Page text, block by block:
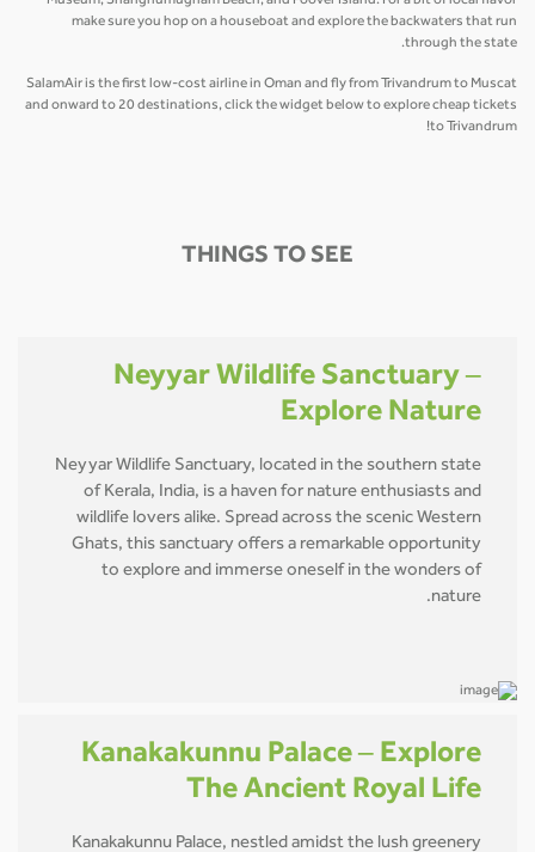
make sure you hop on a houseboat and explore the backwaters that run
through the state.
SalamAir is the first low-cost airline in Oman and fly from Trivandrum to Muscat
and onward to 20 destinations, click the widget below to explore cheap tickets
to Trivandrum!
THINGS TO SEE
Neyyar Wildlife Sanctuary –
Explore Nature
Neyyar Wildlife Sanctuary, located in the southern state
of Kerala, India, is a haven for nature enthusiasts and
wildlife lovers alike. Spread across the scenic Western
Ghats, this sanctuary offers a remarkable opportunity
to explore and immerse oneself in the wonders of
nature.
Kanakakunnu Palace – Explore
The Ancient Royal Life
Kanakakunnu Palace, nestled amidst the lush greenery